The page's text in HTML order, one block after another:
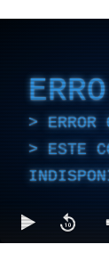
ERRO
ERROR
ESTE